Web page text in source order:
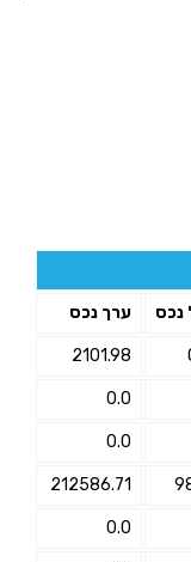
נכס ערך נכס
2101.98
0.0
0.0
212586.71
0.0